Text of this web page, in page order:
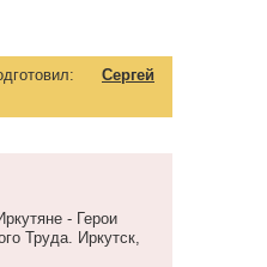
Сергей
- Герои
Труда. Иркутск,